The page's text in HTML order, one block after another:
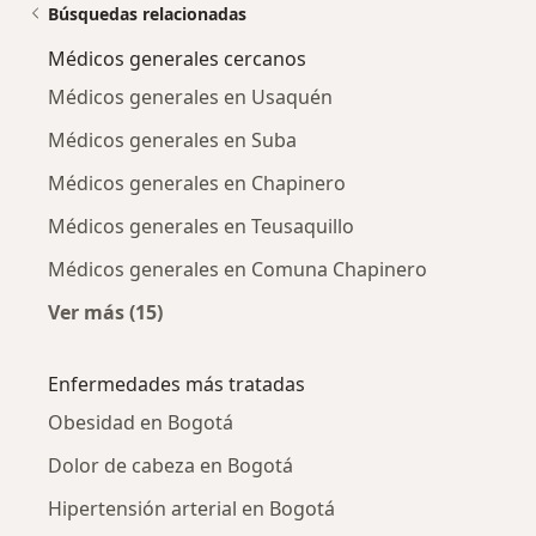
Búsquedas relacionadas
Médicos generales cercanos
Médicos generales en Usaquén
Médicos generales en Suba
Médicos generales en Chapinero
Médicos generales en Teusaquillo
Médicos generales en Comuna Chapinero
Ver más (15)
Enfermedades más tratadas
Obesidad en Bogotá
Dolor de cabeza en Bogotá
Hipertensión arterial en Bogotá